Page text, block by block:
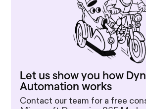
Let us show you how
Automation works
Contact our team for a free